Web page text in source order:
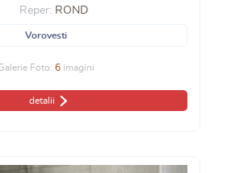
Reper: ROND
Vorovesti
Foto: 6 imagini
detalii